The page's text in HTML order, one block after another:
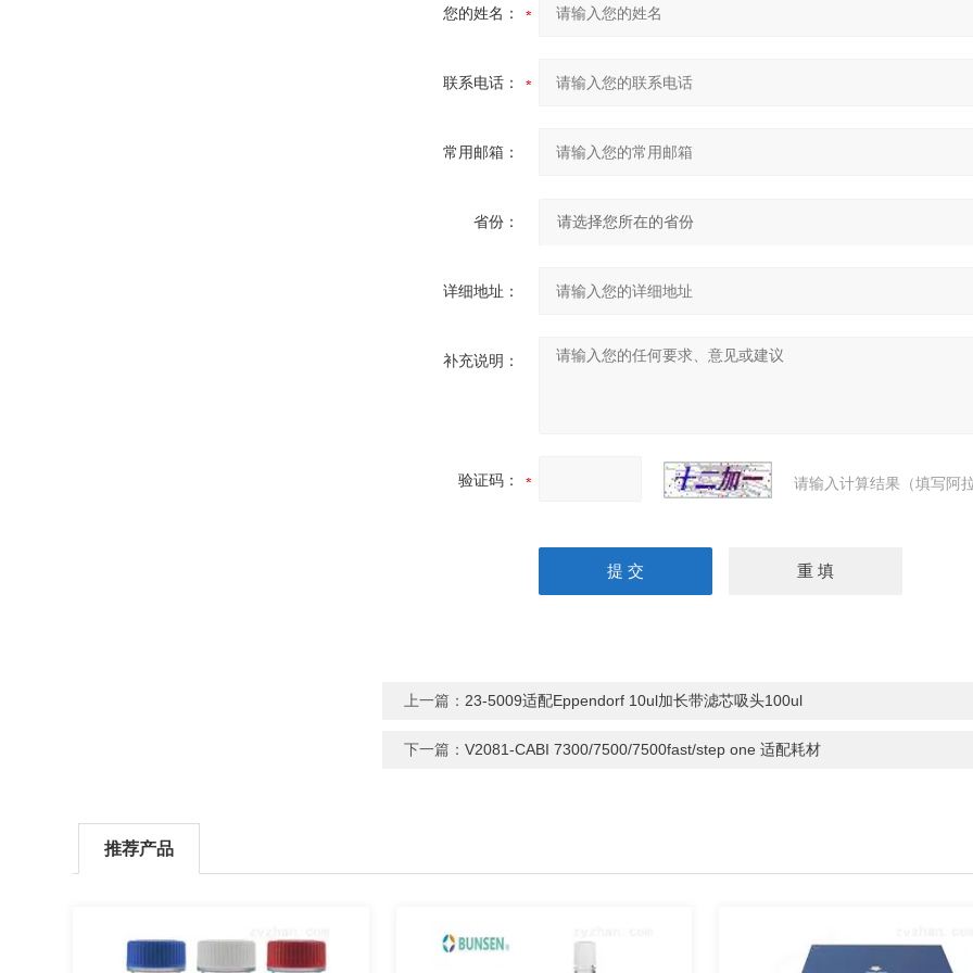
您的姓名：
联系电话：
常用邮箱：
省份：
详细地址：
补充说明：
验证码： 请输入计算结果（填写阿
上一篇： 23-5009适配Eppendorf 10ul加长带滤芯吸头100ul
下一篇： V2081-CABI 7300/7500/7500fast/step one 适配耗材
推荐产品